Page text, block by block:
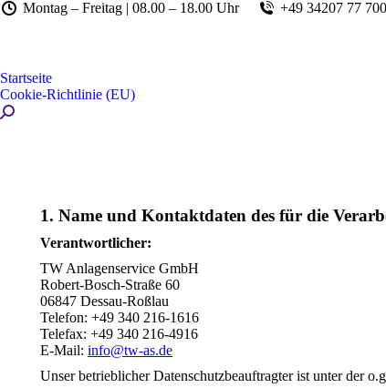
Montag – Freitag | 08.00 – 18.00 Uhr +49 34207 77 700
Startseite
Cookie-Richtlinie (EU)
Search:
1. Name und Kontaktdaten des für die
Verantwortlicher:
TW Anlagenservice GmbH
Robert-Bosch-Straße 60
06847 Dessau-Roßlau
Telefon: +49 340 216-1616
Telefax: +49 340 216-4916
E-Mail: info@tw-as.de
Unser betrieblicher Datenschutzbeauftragter ist unter der